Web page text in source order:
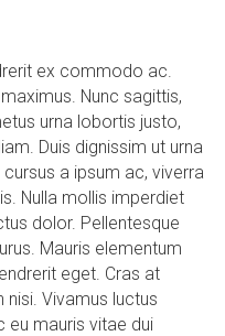
ex commodo ac.
Nunc sagittis,
urna lobortis justo,
Duis dignissim ut urna
a ipsum ac, viverra
Nulla mollis imperdiet
dolor. Pellentesque
Mauris elementum
eget. Cras at
nisi. Vivamus luctus
eu mauris vitae dui